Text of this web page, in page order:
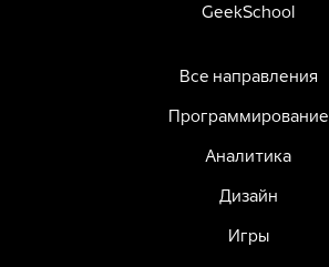
GeekSchool
Все направления
Программирование
Аналитика
Дизайн
Игры